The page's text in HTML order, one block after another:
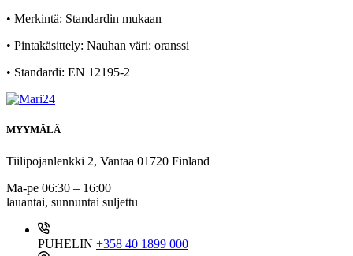
• Merkintä: Standardin mukaan
• Pintakäsittely: Nauhan väri: oranssi
• Standardi: EN 12195-2
MYYMÄLÄ
Tiilipojanlenkki 2, Vantaa 01720 Finland
Ma-pe 06:30 – 16:00
lauantai, sunnuntai suljettu
PUHELIN +358 40 1899 000